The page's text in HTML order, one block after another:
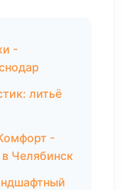
-
литьё
-
Челябинск